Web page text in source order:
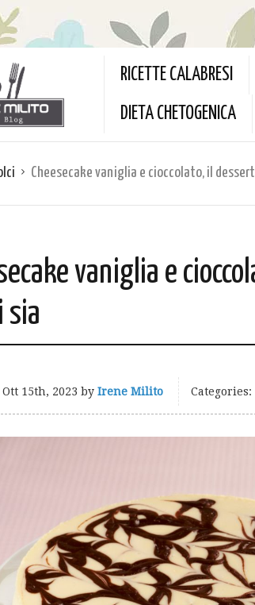
RICETTE CALABRESI
DIETA CHETOGENICA
Cheesecake vaniglia e cioccolato, il
vaniglia e
sia
Ott 15th, 2023 by Irene Milito Categories: